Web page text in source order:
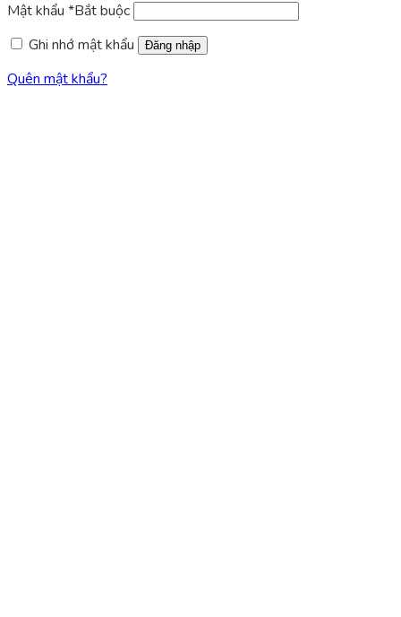
Mật khẩu *Bắt buộc
Ghi nhớ mật khẩu
Đăng nhập
Quên mật khẩu?